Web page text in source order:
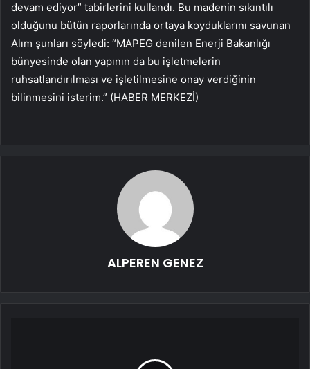
devam ediyor” tabirlerini kullandı. Bu madenin sıkıntılı
olduğunu bütün raporlarında ortaya koyduklarını savunan
Alım şunları söyledi: “MAPEG denilen Enerji Bakanlığı
bünyesinde olan yapının da bu işletmelerin
ruhsatlandırılması ve işletilmesine onay verdiğinin
bilinmesini isterim.” (HABER MERKEZİ)
ALPEREN GENEZ